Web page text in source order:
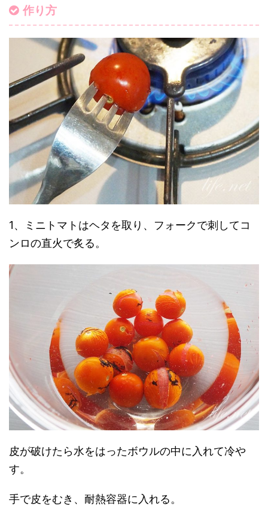
作り方
1、ミニトマトはヘタを取り、フォークで刺してコ
ンロの直火で炙る。
皮が破けたら水をはったボウルの中に入れて冷や
す。
手で皮をむき、耐熱容器に入れる。